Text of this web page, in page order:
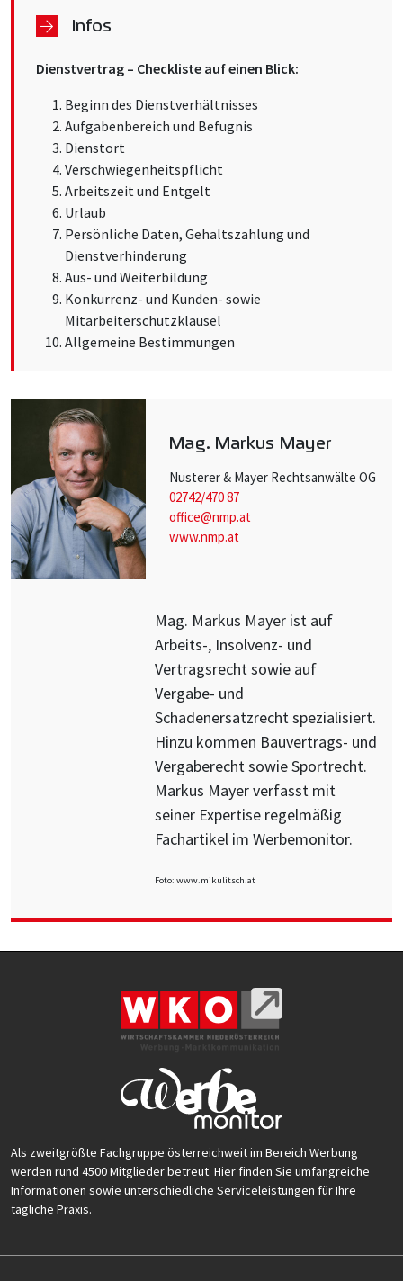
Infos
Dienstvertrag – Checkliste auf einen Blick:
Beginn des Dienstverhältnisses
Aufgabenbereich und Befugnis
Dienstort
Verschwiegenheitspflicht
Arbeitszeit und Entgelt
Urlaub
Persönliche Daten, Gehaltszahlung und
Dienstverhinderung
Aus- und Weiterbildung
Konkurrenz- und Kunden- sowie
Mitarbeiterschutzklausel
Allgemeine Bestimmungen
Mag. Markus Mayer
Nusterer & Mayer Rechtsanwälte OG
02742/470 87
office@nmp.at
www.nmp.at
Mag. Markus Mayer ist auf
Arbeits-, Insolvenz- und
Vertragsrecht sowie auf
Vergabe- und
Schadenersatzrecht spezialisiert.
Hinzu kommen Bauvertrags- und
Vergaberecht sowie Sportrecht.
Markus Mayer verfasst mit
seiner Expertise regelmäßig
Fachartikel im Werbemonitor.
Foto: www.mikulitsch.at
Als zweitgrößte Fachgruppe österreichweit im Bereich Werbung
werden rund 4500 Mitglieder betreut. Hier finden Sie umfangreiche
Informationen sowie unterschiedliche Serviceleistungen für Ihre
tägliche Praxis.